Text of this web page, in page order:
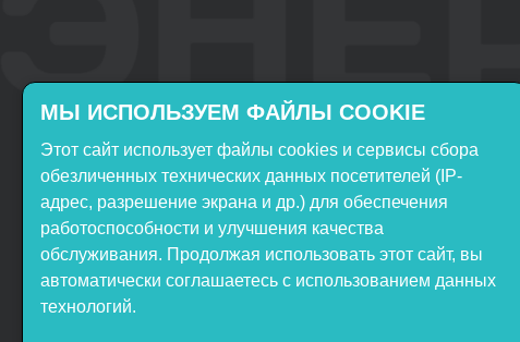
Включён в реестр
Продукция НТП
«ЭнергияЛаб» включена в
реестр Минпромторга РФ
МЫ ИСПОЛЬЗУЕМ ФАЙЛЫ COOKIE
Этот сайт использует файлы cookies и сервисы сбора
обезличенных технических данных посетителей (IP-
адрес, разрешение экрана и др.) для обеспечения
работоспособности и улучшения качества
обслуживания. Продолжая использовать этот сайт, вы
автоматически соглашаетесь с использованием данных
технологий.